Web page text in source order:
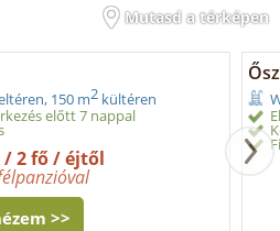
Mutasd a térképen
150 m2 kültéren
előtt 7 nappal
/ 2 fő / éjtől
>>